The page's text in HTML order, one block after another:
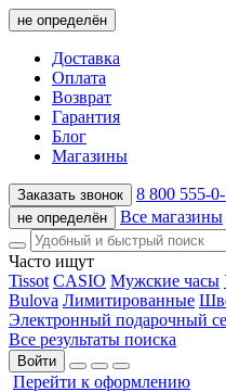
не определён
Доставка
Оплата
Возврат
Гарантия
Блог
Магазины
Заказать звонок 8 800 555-
не определён Все магазины
Часто ищут
Tissot CASIO Мужские часы
Bulova Лимитированные
Электронный подарочный
Все результаты поиска
Войти
Перейти к оформлению